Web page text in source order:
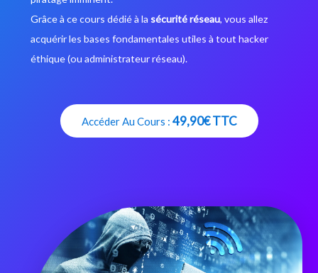
Grâce à ce cours dédié à la sécurité réseau, vous allez
acquérir les bases fondamentales utiles à tout hacker
éthique (ou administrateur réseau).
Accéder Au Cours : 49,90€ TTC